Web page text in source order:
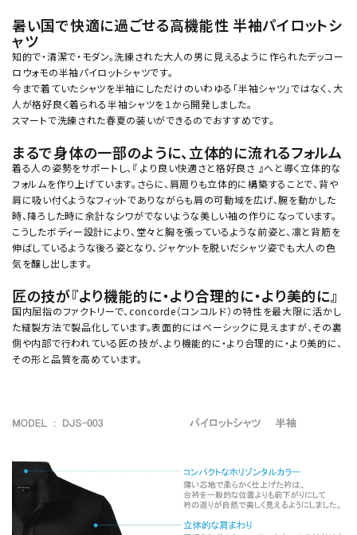
暑い国で快適に過ごせる高機能性 半袖パイロットシ
ャツ
知的で・清潔で・モダン。洗練された大人の男に見えるように作られたデッコー
ロウォモの半袖パイロットシャツです。
今まで着ていたシャツを半袖にしただけのいわゆる「半袖シャツ」ではなく、大
人が格好良く着られる半袖シャツを１から開発しました。
スマートで洗練された春夏の装いができるのでおすすめです。
まるで身体の一部のように、立体的に流れるフォルム
着る人の姿勢をサポートし、『 より良い快適さと格好良さ 』へと導く立体的な
フォルムを作り上げています。さらに、肩周りも立体的に構築することで、背や
肩に吸い付くようなフィットでありながらも肩の可動域を広げ、腕を動かした
時、降ろした時に余計なシワがでないような美しい袖の作りになっています。
こうしたボディー設計により、堂々と胸を張っているような前姿と、凛と背筋を
伸ばしているような後ろ姿となり、ジャケットを脱いだシャツ姿でも大人の色
気を醸し出します。
匠の技が『より機能的に・より合理的に・より美的に』
国内屈指のファクトリーで、concorde（コンコルド）の特性を最大限に活かし
た縫製方法で製品化しています。表面的にはベーシックに見えますが、その裏
側や内部で行われている匠の技が、より機能的に・より合理的に・より美的に、
その形と品質を高めています。